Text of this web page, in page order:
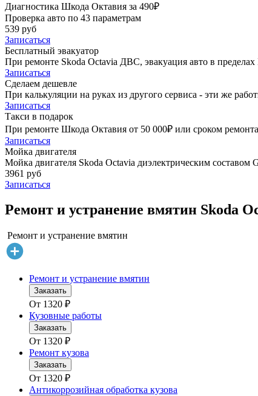
Диагностика Шкода Октавия за 490₽
Проверка авто по 43 параметрам
539 руб
Записаться
Бесплатный эвакуатор
При ремонте Skoda Octavia ДВС, эвакуация авто в
Записаться
Сделаем дешевле
При калькуляции на руках из другого сервиса - эти же
Записаться
Такси в подарок
При ремонте Шкода Октавия от 50 000₽ или сроком
Записаться
Мойка двигателя
Мойка двигателя Skoda Octavia диэлектрическим составом
3961 руб
Записаться
Ремонт и устранение вмятин Skoda
Ремонт и устранение вмятин
Ремонт и устранение вмятин
Заказать
От 1320 ₽
Кузовные работы
Заказать
От 1320 ₽
Ремонт кузова
Заказать
От 1320 ₽
Антикоррозийная обработка кузова